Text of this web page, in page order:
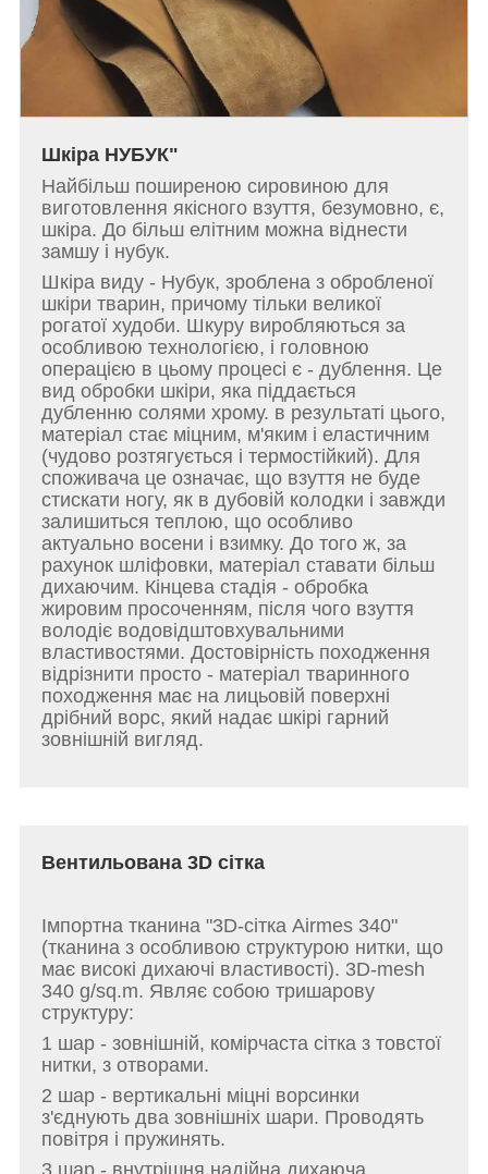
Шкіра НУБУК"
Найбільш поширеною сировиною для
виготовлення якісного взуття, безумовно, є,
шкіра. До більш елітним можна віднести
замшу і нубук.
Шкіра виду - Нубук, зроблена з обробленої
шкіри тварин, причому тільки великої
рогатої худоби. Шкуру виробляються за
особливою технологією, і головною
операцією в цьому процесі є - дублення. Це
вид обробки шкіри, яка піддається
дубленню солями хрому. в результаті цього,
матеріал стає міцним, м'яким і еластичним
(чудово розтягується і термостійкий). Для
споживача це означає, що взуття не буде
стискати ногу, як в дубовій колодки і завжди
залишиться теплою, що особливо
актуально восени і взимку. До того ж, за
рахунок шліфовки, матеріал ставати більш
дихаючим. Кінцева стадія - обробка
жировим просоченням, після чого взуття
володіє водовідштовхувальними
властивостями. Достовірність походження
відрізнити просто - матеріал тваринного
походження має на лицьовій поверхні
дрібний ворс, який надає шкірі гарний
зовнішній вигляд.
Вентильована 3D сітка
Імпортна тканина "3D-сітка Airmes 340"
(тканина з особливою структурою нитки, що
має високі дихаючі властивості). 3D-mesh
340 g/sq.m. Являє собою тришарову
структуру:
1 шар - зовнішній, комірчаста сітка з товстої
нитки, з отворами.
2 шар - вертикальні міцні ворсинки
з'єднують два зовнішніх шари. Проводять
повітря і пружинять.